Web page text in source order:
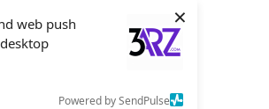
web push
Powered by SendPulse
×